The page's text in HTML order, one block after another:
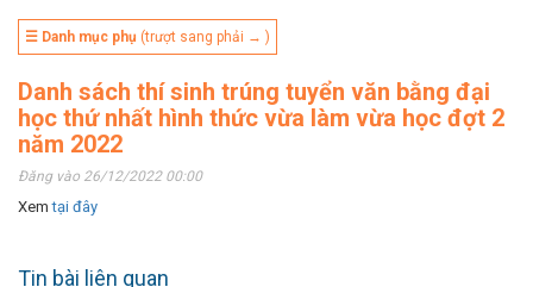
☰ Danh mục phụ (trượt sang phải → )
Danh sách thí sinh trúng tuyển văn bằng đại
học thứ nhất hình thức vừa làm vừa học đợt 2
năm 2022
Đăng vào 26/12/2022 00:00
Xemtại đây
Tin bài liên quan